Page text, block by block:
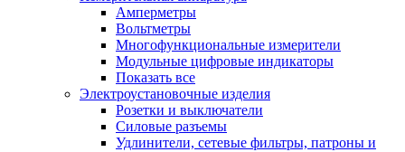
Амперметры
Вольтметры
Многофункциональные измерители
Модульные цифровые индикаторы
Показать все
Электроустановочные изделия
Розетки и выключатели
Силовые разъемы
Удлинители, сетевые фильтры, патроны и